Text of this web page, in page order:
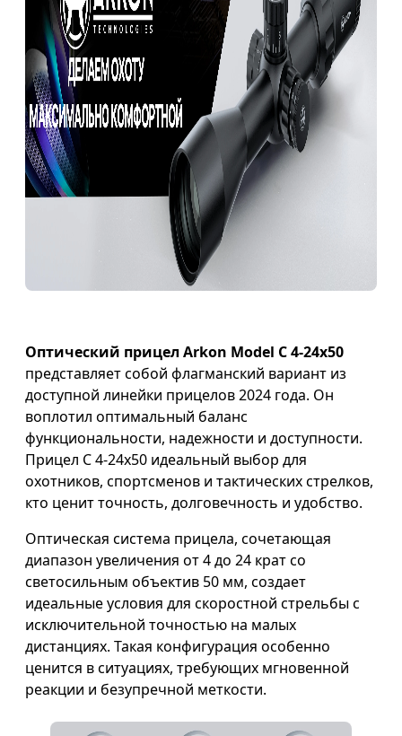
Оптический прицел Arkon Model C 4-24x50
представляет собой флагманский вариант из
доступной линейки прицелов 2024 года. Он
воплотил оптимальный баланс
функциональности, надежности и доступности.
Прицел C 4-24x50 идеальный выбор для
охотников, спортсменов и тактических стрелков,
кто ценит точность, долговечность и удобство.
Оптическая система прицела, сочетающая
диапазон увеличения от 4 до 24 крат со
светосильным объектив 50 мм, создает
идеальные условия для скоростной стрельбы с
исключительной точностью на малых
дистанциях. Такая конфигурация особенно
ценится в ситуациях, требующих мгновенной
реакции и безупречной меткости.